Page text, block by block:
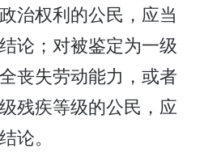
治权利的公民，应当
论；对被鉴定为一级
丧失劳动能力，或者
残疾等级的公民，应
论。